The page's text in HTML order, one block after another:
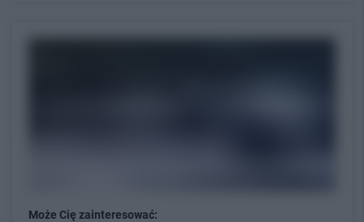
Może Cię zainteresować: